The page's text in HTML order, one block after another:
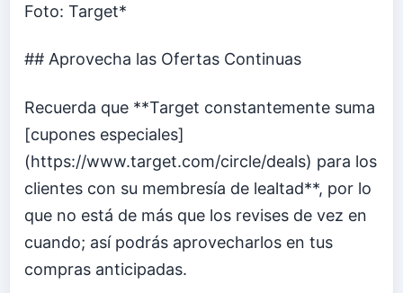
Foto: Target*
## Aprovecha las Ofertas Continuas
Recuerda que **Target constantemente suma
[cupones especiales]
(https://www.target.com/circle/deals) para los
clientes con su membresía de lealtad**, por lo
que no está de más que los revises de vez en
cuando; así podrás aprovecharlos en tus
compras anticipadas.